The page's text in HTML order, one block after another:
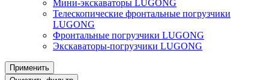
Мини-экскаваторы LUGONG
Телескопические фронтальные погрузчики
LUGONG
Фронтальные погрузчики LUGONG
Экскаваторы-погрузчики LUGONG